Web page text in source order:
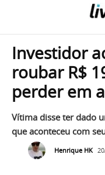
Investidor
roubar R$
perder em
Vítima disse ter dado
que aconteceu com
Henrique HK